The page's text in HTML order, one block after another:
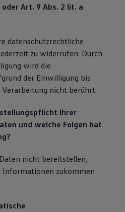
Art. 9 Abs. 2 lit. a
datenschutzrechtliche
zu widerrufen. Durch
wird die
der Einwilligung bis
nicht berührt.
Ihrer
und welche Folgen hat
nicht bereitstellen,
zukommen